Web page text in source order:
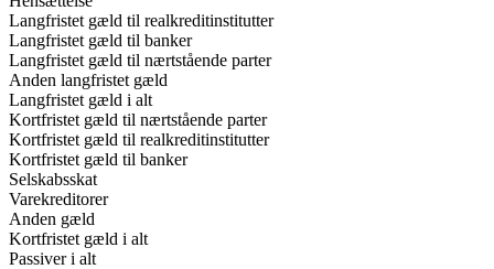
Langfristet gæld til realkreditinstitutter
Langfristet gæld til banker
Langfristet gæld til nærtstående parter
Anden langfristet gæld
Langfristet gæld i alt
Kortfristet gæld til nærtstående parter
Kortfristet gæld til realkreditinstitutter
Kortfristet gæld til banker
Selskabsskat
Varekreditorer
Anden gæld
Kortfristet gæld i alt
Passiver i alt